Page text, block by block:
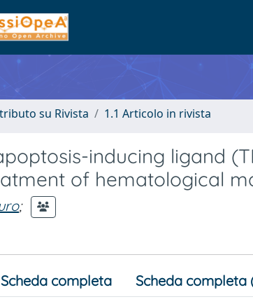
su Rivista 1.1 Articolo in rivista
inducing ligand
of hematological
;
Scheda completa Scheda completa